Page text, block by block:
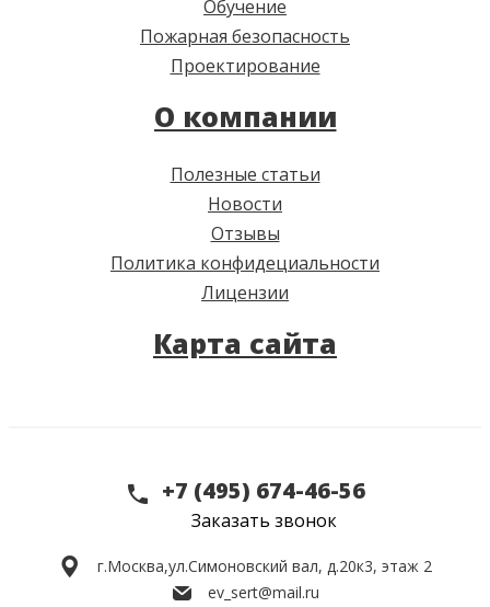
Обучение
Пожарная безопасность
Проектирование
О компании
Полезные статьи
Новости
Отзывы
Политика конфидециальности
Лицензии
Карта сайта
+7 (495) 674-46-56
Заказать звонок
г.Москва,ул.Симоновский вал, д.20к3, этаж 2
ev_sert@mail.ru